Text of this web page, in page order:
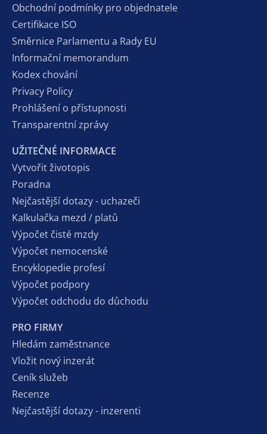
Obchodní podmínky pro objednatele
Certifikace ISO
Směrnice Parlamentu a Rady EU
Informační memorandum
Kodex chování
Privacy Policy
Prohlášení o přístupnosti
Transparentní zprávy
UŽITEČNÉ INFORMACE
Vytvořit životopis
Poradna
Nejčastější dotazy - uchazeči
Kalkulačka mezd / platů
Výpočet čisté mzdy
Výpočet nemocenské
Encyklopedie profesí
Výpočet podpory
Výpočet odchodu do důchodu
PRO FIRMY
Hledám zaměstnance
Vložit nový inzerát
Ceník služeb
Recenze
Nejčastější dotazy - inzerenti